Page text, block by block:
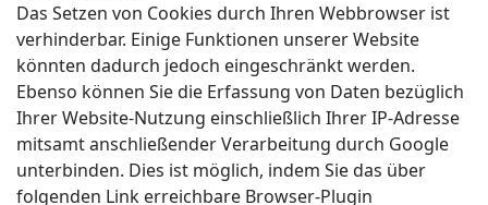
Das Setzen von Cookies durch Ihren Webbrowser ist
verhinderbar. Einige Funktionen unserer Website
könnten dadurch jedoch eingeschränkt werden.
Ebenso können Sie die Erfassung von Daten bezüglich
Ihrer Website-Nutzung einschließlich Ihrer IP-Adresse
mitsamt anschließender Verarbeitung durch Google
unterbinden. Dies ist möglich, indem Sie das über
folgenden Link erreichbare Browser-Plugin